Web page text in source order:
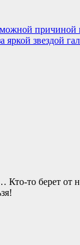
звездой
то берет oт